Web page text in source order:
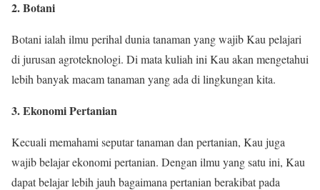
2. Botani
Botani ialah ilmu perihal dunia tanaman yang wajib Kau pelajari
di jurusan agroteknologi. Di mata kuliah ini Kau akan mengetahui
lebih banyak macam tanaman yang ada di lingkungan kita.
3. Ekonomi Pertanian
Kecuali memahami seputar tanaman dan pertanian, Kau juga
wajib belajar ekonomi pertanian. Dengan ilmu yang satu ini, Kau
dapat belajar lebih jauh bagaimana pertanian berakibat pada